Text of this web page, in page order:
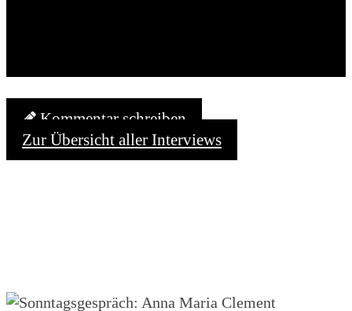
Kommentar schreiben
Zur Übersicht aller Interviews